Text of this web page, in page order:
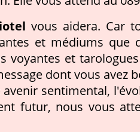
vous aidera. Car
et médiums que
voyantes et
dont vous avez
sentimental,
futur, nous vous